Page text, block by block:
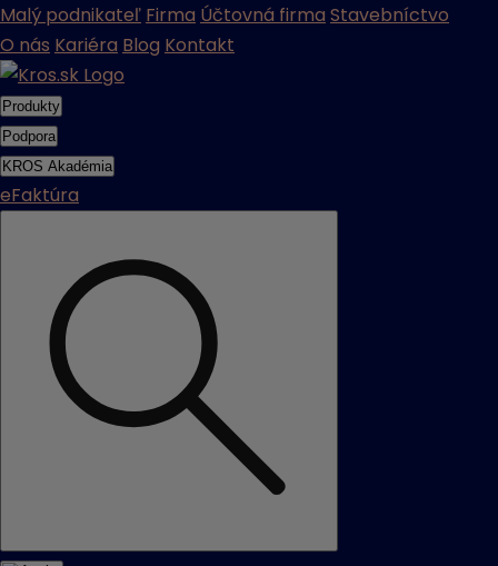
Malý podnikateľ Firma Účtovná firma Stavebníctvo
O nás Kariéra Blog Kontakt
Produkty
Podpora
KROS Akadémia
eFaktúra